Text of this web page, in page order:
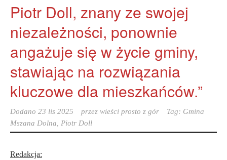
Piotr Doll, znany ze swojej
niezależności, ponownie
angażuje się w życie gminy,
stawiając na rozwiązania
kluczowe dla mieszkańców.”
Dodano 23 lis 2025 przez wieści prosto z gór Tag: Gmina
Mszana Dolna
Piotr Doll
Redakcja: